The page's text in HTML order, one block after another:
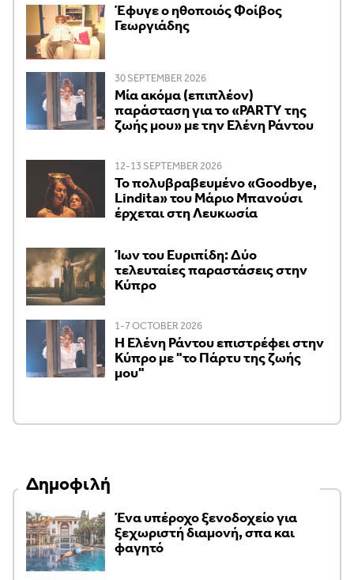
Έφυγε ο ηθοποιός Φοίβος
Γεωργιάδης
30 SEPTEMBER 2026
Μία ακόμα (επιπλέον)
παράσταση για το «PARTY της
ζωής μου» με την Ελένη Ράντου
12-13 SEPTEMBER 2026
Το πολυβραβευμένο «Goodbye,
Lindita» του Μάριο Μπανούσι
έρχεται στη Λευκωσία
Ίων του Ευριπίδη: Δύο
τελευταίες παραστάσεις στην
Κύπρο
1-7 OCTOBER 2026
H Ελένη Ράντου επιστρέφει στην
Κύπρο με "το Πάρτυ της ζωής
μου"
Δημοφιλή
Ένα υπέροχο ξενοδοχείο για
ξεχωριστή διαμονή, σπα και
φαγητό